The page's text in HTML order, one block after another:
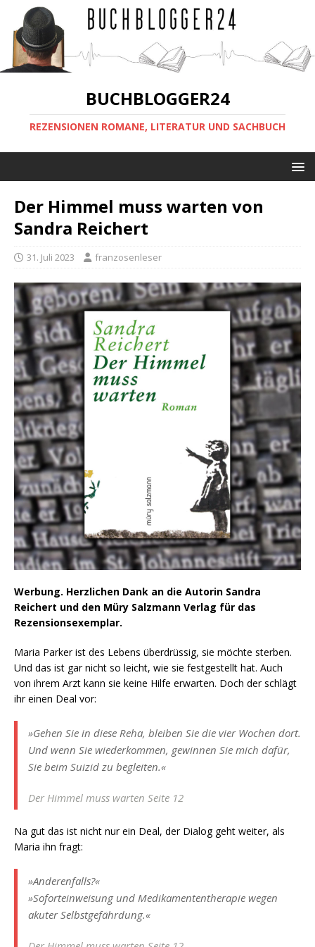
BUCHBLOGGER24
REZENSIONEN ROMANE, LITERATUR UND SACHBUCH
Der Himmel muss warten von
Sandra Reichert
31. Juli 2023 franzosenleser
Werbung. Herzlichen Dank an die Autorin Sandra
Reichert und den Müry Salzmann Verlag für das
Rezensionsexemplar.
Maria Parker ist des Lebens überdrüssig, sie möchte sterben.
Und das ist gar nicht so leicht, wie sie festgestellt hat. Auch
von ihrem Arzt kann sie keine Hilfe erwarten. Doch der schlägt
ihr einen Deal vor:
»Gehen Sie in diese Reha, bleiben Sie die vier Wochen dort.
Und wenn Sie wiederkommen, gewinnen Sie mich dafür,
Sie beim Suizid zu begleiten.«
Der Himmel muss warten Seite 12
Na gut das ist nicht nur ein Deal, der Dialog geht weiter, als
Maria ihn fragt:
»Anderenfalls?«
»Soforteinweisung und Medikamententherapie wegen
akuter Selbstgefährdung.«